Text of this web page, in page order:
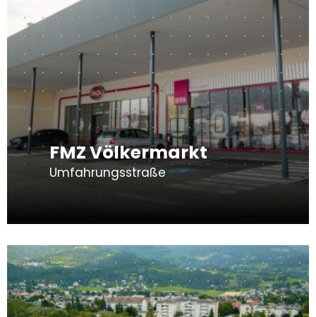
FMZ Völkermarkt
Umfahrungsstraße